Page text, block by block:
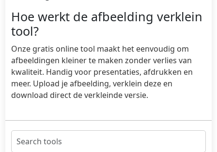
Hoe werkt de afbeelding verklein
tool?
Onze gratis online tool maakt het eenvoudig om
afbeeldingen kleiner te maken zonder verlies van
kwaliteit. Handig voor presentaties, afdrukken en
meer. Upload je afbeelding, verklein deze en
download direct de verkleinde versie.